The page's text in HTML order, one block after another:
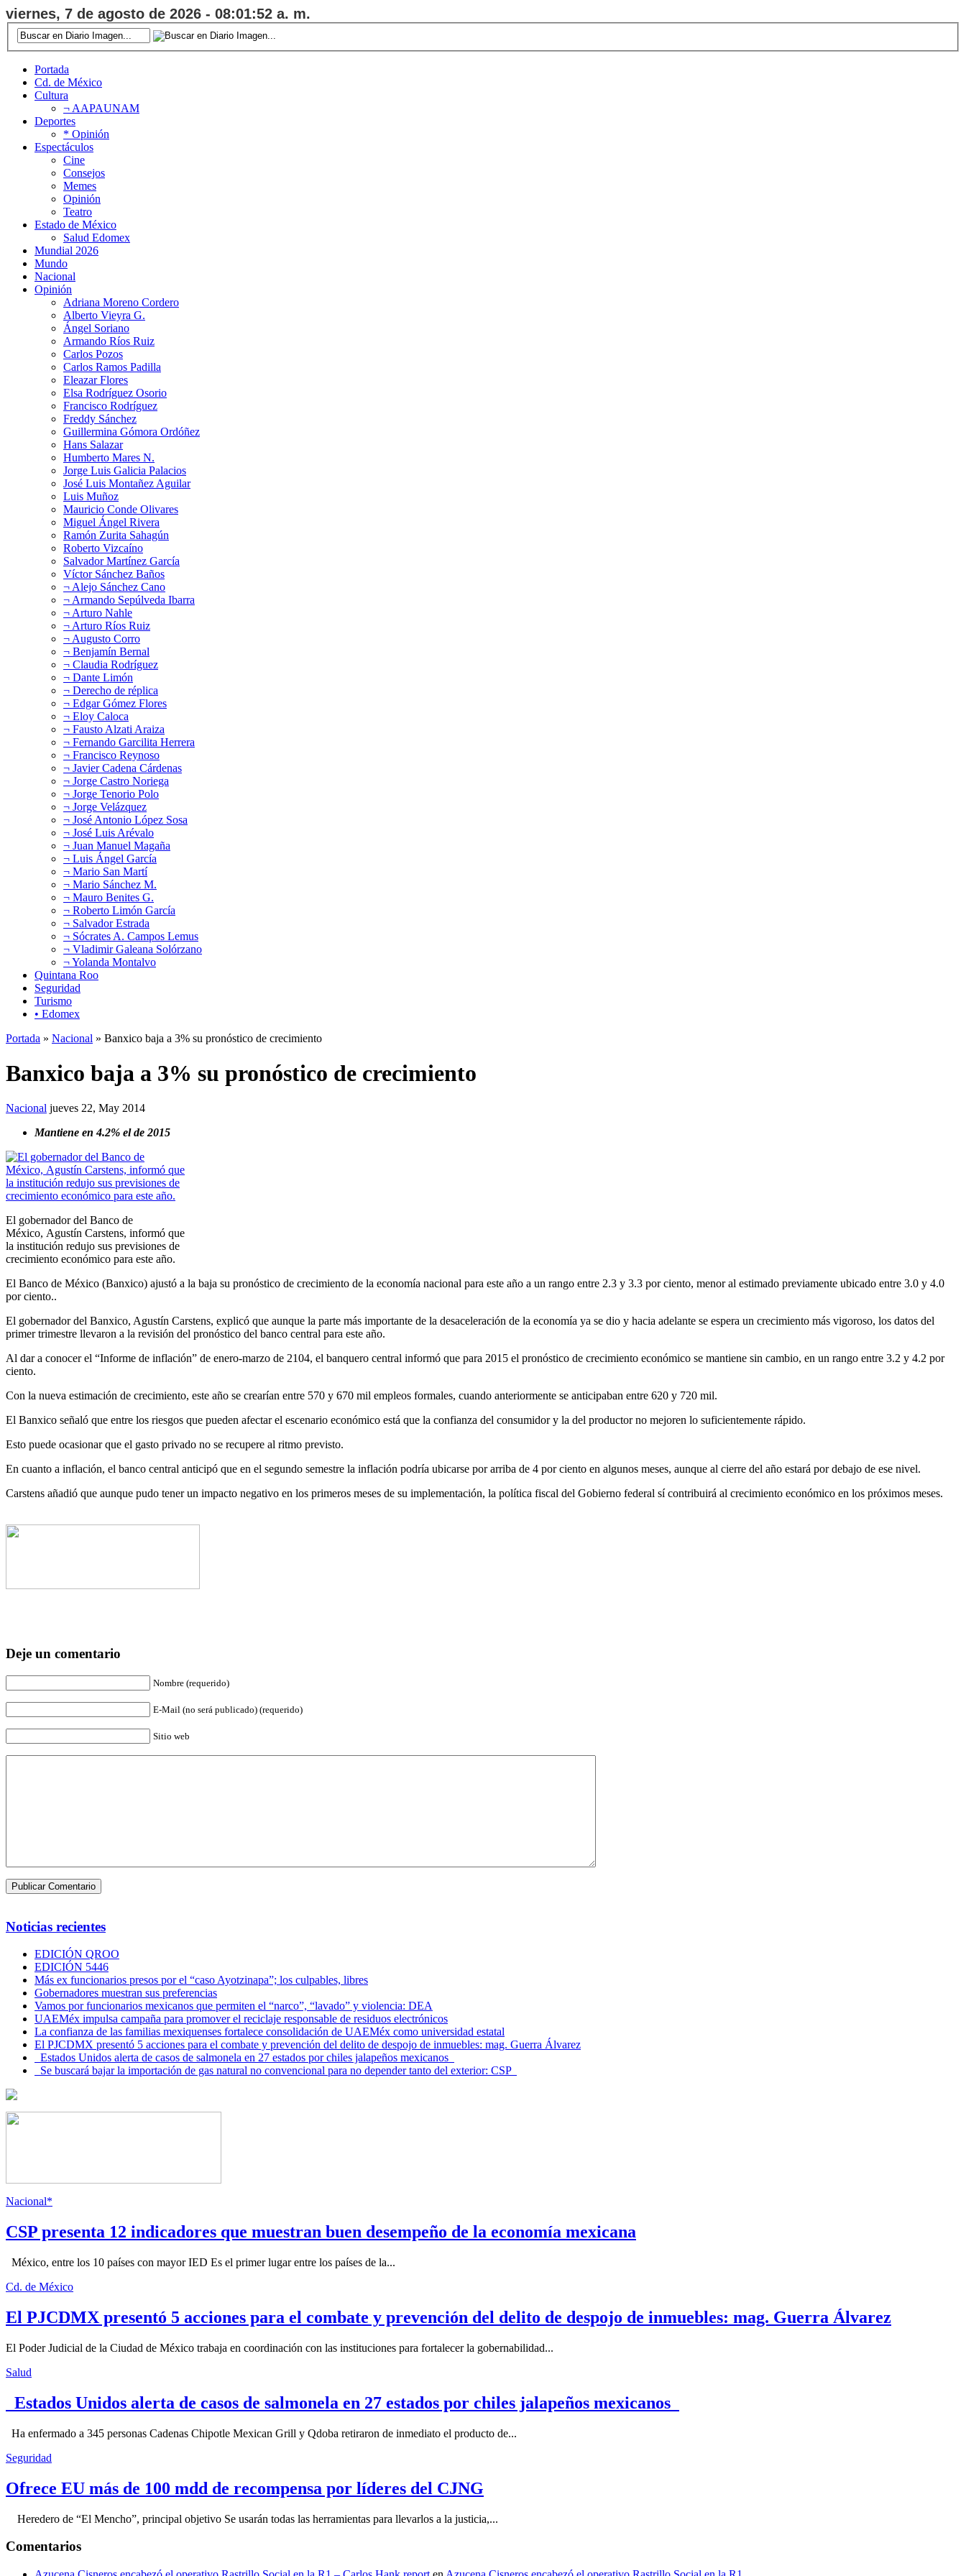
viernes, 7 de agosto de 2026 - 08:01:53 a. m.
Portada
Cd. de México
Cultura
¬ AAPAUNAM
Deportes
* Opinión
Espectáculos
Cine
Consejos
Memes
Opinión
Teatro
Estado de México
Salud Edomex
Mundial 2026
Mundo
Nacional
Opinión
Adriana Moreno Cordero
Alberto Vieyra G.
Ángel Soriano
Armando Ríos Ruiz
Carlos Pozos
Carlos Ramos Padilla
Eleazar Flores
Elsa Rodríguez Osorio
Francisco Rodríguez
Freddy Sánchez
Guillermina Gómora Ordóñez
Hans Salazar
Humberto Mares N.
Jorge Luis Galicia Palacios
José Luis Montañez Aguilar
Luis Muñoz
Mauricio Conde Olivares
Miguel Ángel Rivera
Ramón Zurita Sahagún
Roberto Vizcaíno
Salvador Martínez García
Víctor Sánchez Baños
¬ Alejo Sánchez Cano
¬ Armando Sepúlveda Ibarra
¬ Arturo Nahle
¬ Arturo Ríos Ruiz
¬ Augusto Corro
¬ Benjamín Bernal
¬ Claudia Rodríguez
¬ Dante Limón
¬ Derecho de réplica
¬ Edgar Gómez Flores
¬ Eloy Caloca
¬ Fausto Alzati Araiza
¬ Fernando Garcilita Herrera
¬ Francisco Reynoso
¬ Javier Cadena Cárdenas
¬ Jorge Castro Noriega
¬ Jorge Tenorio Polo
¬ Jorge Velázquez
¬ José Antonio López Sosa
¬ José Luis Arévalo
¬ Juan Manuel Magaña
¬ Luis Ángel García
¬ Mario San Martí
¬ Mario Sánchez M.
¬ Mauro Benites G.
¬ Roberto Limón García
¬ Salvador Estrada
¬ Sócrates A. Campos Lemus
¬ Vladimir Galeana Solórzano
¬ Yolanda Montalvo
Quintana Roo
Seguridad
Turismo
• Edomex
Portada » Nacional » Banxico baja a 3% su pronóstico de crecimiento
Banxico baja a 3% su pronóstico de crecimiento
Nacional jueves 22, May 2014
Mantiene en 4.2% el de 2015
El gobernador del Banco de
México, Agustín Carstens, informó que
la institución redujo sus previsiones de
crecimiento económico para este año.
El Banco de México (Banxico) ajustó a la baja su pronóstico de crecimiento de la economía nacional para este año a un rango entre 2.3 y 3.3 por ciento, menor al estimado previamente ubicado entre 3.0 y 4.0
por ciento..
El gobernador del Banxico, Agustín Carstens, explicó que aunque la parte más importante de la desaceleración de la economía ya se dio y hacia adelante se espera un crecimiento más vigoroso, los datos del
primer trimestre llevaron a la revisión del pronóstico del banco central para este año.
Al dar a conocer el “Informe de inflación” de enero-marzo de 2104, el banquero central informó que para 2015 el pronóstico de crecimiento económico se mantiene sin cambio, en un rango entre 3.2 y 4.2 por
ciento.
Con la nueva estimación de crecimiento, este año se crearían entre 570 y 670 mil empleos formales, cuando anteriormente se anticipaban entre 620 y 720 mil.
El Banxico señaló que entre los riesgos que pueden afectar el escenario económico está que la confianza del consumidor y la del productor no mejoren lo suficientemente rápido.
Esto puede ocasionar que el gasto privado no se recupere al ritmo previsto.
En cuanto a inflación, el banco central anticipó que en el segundo semestre la inflación podría ubicarse por arriba de 4 por ciento en algunos meses, aunque al cierre del año estará por debajo de ese nivel.
Carstens añadió que aunque pudo tener un impacto negativo en los primeros meses de su implementación, la política fiscal del Gobierno federal sí contribuirá al crecimiento económico en los próximos meses.
Deje un comentario
Nombre (requerido)
E-Mail (no será publicado) (requerido)
Sitio web
Noticias recientes
EDICIÓN QROO
EDICIÓN 5446
Más ex funcionarios presos por el “caso Ayotzinapa”; los culpables, libres
Gobernadores muestran sus preferencias
Vamos por funcionarios mexicanos que permiten el “narco”, “lavado” y violencia: DEA
UAEMéx impulsa campaña para promover el reciclaje responsable de residuos electrónicos
La confianza de las familias mexiquenses fortalece consolidación de UAEMéx como universidad estatal
El PJCDMX presentó 5 acciones para el combate y prevención del delito de despojo de inmuebles: mag. Guerra Álvarez
Estados Unidos alerta de casos de salmonela en 27 estados por chiles jalapeños mexicanos
Se buscará bajar la importación de gas natural no convencional para no depender tanto del exterior: CSP
Nacional*
CSP presenta 12 indicadores que muestran buen desempeño de la economía mexicana
México, entre los 10 países con mayor IED Es el primer lugar entre los países de la...
Cd. de México
El PJCDMX presentó 5 acciones para el combate y prevención del delito de despojo de inmuebles: mag. Guerra Álvarez
El Poder Judicial de la Ciudad de México trabaja en coordinación con las instituciones para fortalecer la gobernabilidad...
Salud
Estados Unidos alerta de casos de salmonela en 27 estados por chiles jalapeños mexicanos
Ha enfermado a 345 personas Cadenas Chipotle Mexican Grill y Qdoba retiraron de inmediato el producto de...
Seguridad
Ofrece EU más de 100 mdd de recompensa por líderes del CJNG
Heredero de “El Mencho”, principal objetivo Se usarán todas las herramientas para llevarlos a la justicia,...
Comentarios